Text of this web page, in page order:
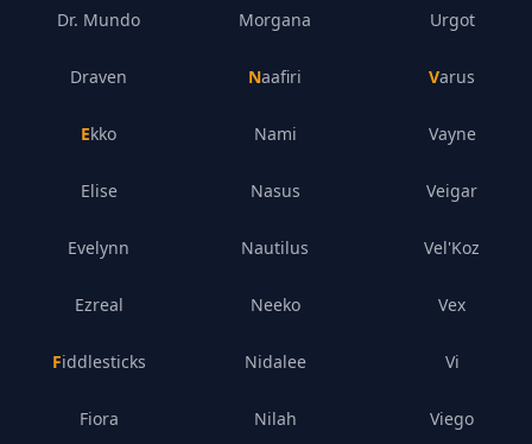
Dr. Mundo
Draven
Ekko
Elise
Evelynn
Ezreal
Fiddlesticks
Fiora
Morgana
Naafiri
Nami
Nasus
Nautilus
Neeko
Nidalee
Nilah
Urgot
Varus
Vayne
Veigar
Vel'Koz
Vex
Vi
Viego